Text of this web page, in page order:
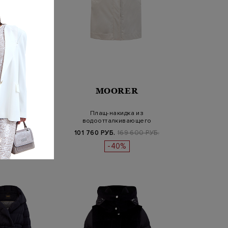
на
198 700 РУБ.
MOORER
Плащ-накидка из
водоотталкивающего
габардина с застежк…
101 760 РУБ. 169 600 РУБ.
-40%